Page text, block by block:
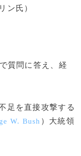
ン氏）
質問に答え、経
足を直接攻撃する
W. Bush ）大統領